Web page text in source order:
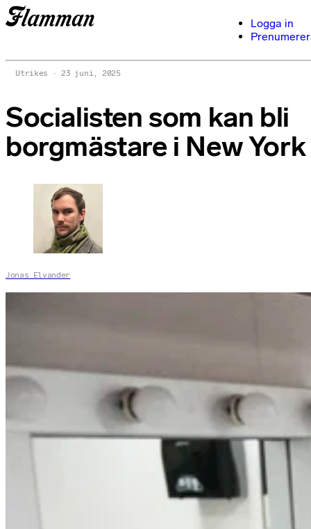
Logga in
Utrikes 23 juni, 2025
Socialisten som kan bli
borgmästare i New York
Jonas Elvander